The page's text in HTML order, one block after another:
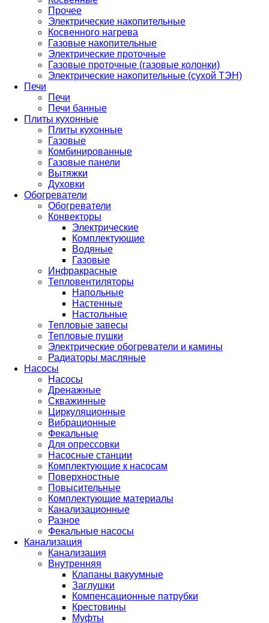
Прочее
Электрические накопительные
Косвенного нагрева
Газовые накопительные
Электрические проточные
Газовые проточные (газовые колонки)
Электрические накопительные (сухой ТЭН)
Печи
Печи
Печи банные
Плиты кухонные
Плиты кухонные
Газовые
Комбинированные
Газовые панели
Вытяжки
Духовки
Обогреватели
Обогреватели
Конвекторы
Электрические
Комплектующие
Водяные
Газовые
Инфракрасные
Тепловентиляторы
Напольные
Настенные
Настольные
Тепловые завесы
Тепловые пушки
Электрические обогреватели и камины
Радиаторы масляные
Насосы
Насосы
Дренажные
Скважинные
Циркуляционные
Вибрационные
Фекальные
Для опрессовки
Насосные станции
Комплектующие к насосам
Поверхностные
Повысительные
Комплектующие материалы
Канализационные
Разное
Фекальные насосы
Канализация
Канализация
Внутренняя
Клапаны вакуумные
Заглушки
Компенсационные патрубки
Крестовины
Муфты